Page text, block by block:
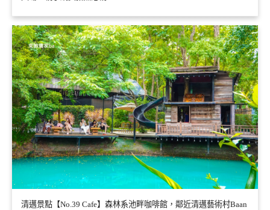
清邁景點【No.39 Cafe】森林系池畔咖啡館，鄰近清邁藝術村Baan